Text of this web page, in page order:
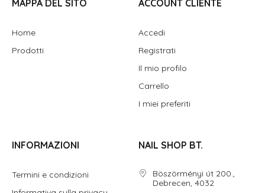
MAPPA DEL SITO
Home
Prodotti
ACCOUNT CLIENTE
Accedi
Registrati
Il mio profilo
Carrello
I miei preferiti
INFORMAZIONI
Termini e condizioni
NAIL SHOP BT.
Böszörményi út 200.,
Debrecen, 4032